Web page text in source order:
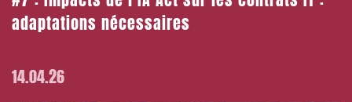
adaptations nécessaires
14.04.26